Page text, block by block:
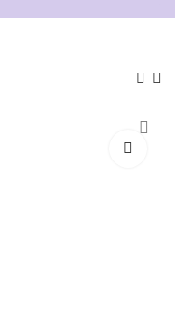
Collier Petit Trésor en
acier inoxydable